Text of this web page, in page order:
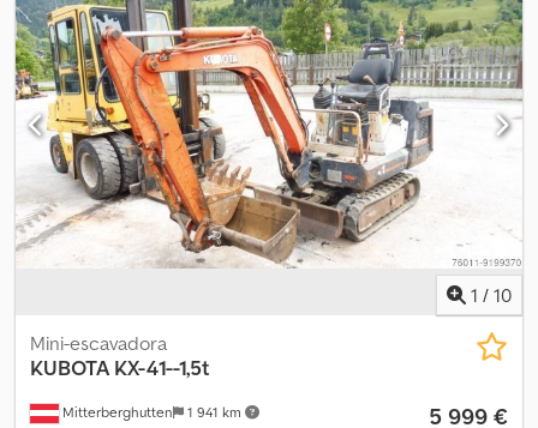
1 / 10
Mitterberghutten 1 941 km
Mini-escavadora
KUBOTA KX-41--1,5t
5 999 €